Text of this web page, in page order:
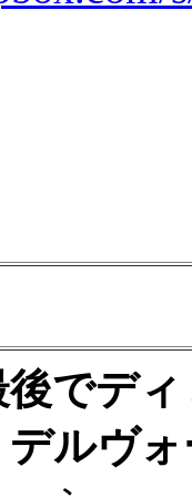
後でデ
ルヴォ